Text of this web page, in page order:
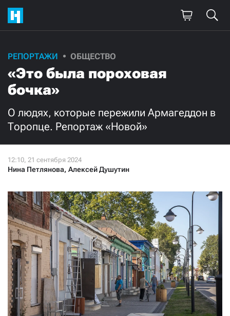
РЕПОРТАЖИ ОБЩЕСТВО
«Это была пороховая
бочка»
О людях, которые пережили Армагеддон в
Торопце. Репортаж «Новой»
Нина Петлянова, Алексей Душутин
Поддержите
нашу работу!
Ежемесячно
3000
Нажимая кнопку «Стать соучастником»,
я принимаю условия и подтверждаю свое гражданство РФ
СТАТЬ СОУЧАСТНИКОМ
ПОДЕЛИТЬСЯ С ДРУЗЬЯМИ
Если у вас есть вопросы, пишите donate@novayagazeta.ruили
звоните:
+7 (929) 612-03-68